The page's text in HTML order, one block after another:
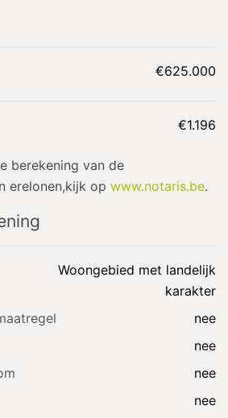
€625.000
€1.196
berekening van de
erelonen,kijk op www.notaris.be.
Woongebied met landelijk
karakter
nee
nee
nee
nee